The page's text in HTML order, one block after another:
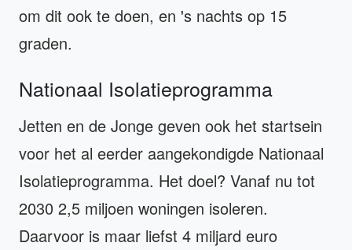
om dit ook te doen, en 's nachts op 15
graden.
Nationaal Isolatieprogramma
Jetten en de Jonge geven ook het startsein
voor het al eerder aangekondigde Nationaal
Isolatieprogramma. Het doel? Vanaf nu tot
2030 2,5 miljoen woningen isoleren.
Daarvoor is maar liefst 4 miljard euro